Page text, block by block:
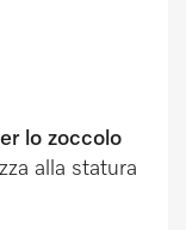
lo zoccolo
alla statura